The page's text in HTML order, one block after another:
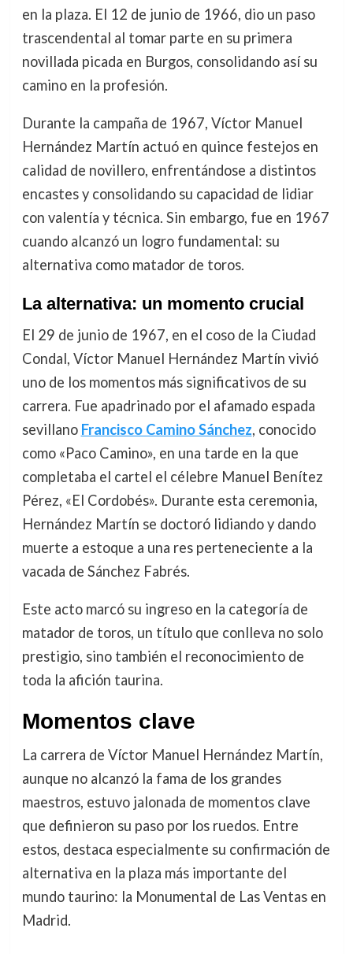
en la plaza. El 12 de junio de 1966, dio un paso
trascendental al tomar parte en su primera
novillada picada en Burgos, consolidando así su
camino en la profesión.
Durante la campaña de 1967, Víctor Manuel
Hernández Martín actuó en quince festejos en
calidad de novillero, enfrentándose a distintos
encastes y consolidando su capacidad de lidiar
con valentía y técnica. Sin embargo, fue en 1967
cuando alcanzó un logro fundamental: su
alternativa como matador de toros.
La alternativa: un momento crucial
El 29 de junio de 1967, en el coso de la Ciudad
Condal, Víctor Manuel Hernández Martín vivió
uno de los momentos más significativos de su
carrera. Fue apadrinado por el afamado espada
sevillano Francisco Camino Sánchez, conocido
como «Paco Camino», en una tarde en la que
completaba el cartel el célebre Manuel Benítez
Pérez, «El Cordobés». Durante esta ceremonia,
Hernández Martín se doctoró lidiando y dando
muerte a estoque a una res perteneciente a la
vacada de Sánchez Fabrés.
Este acto marcó su ingreso en la categoría de
matador de toros, un título que conlleva no solo
prestigio, sino también el reconocimiento de
toda la afición taurina.
Momentos clave
La carrera de Víctor Manuel Hernández Martín,
aunque no alcanzó la fama de los grandes
maestros, estuvo jalonada de momentos clave
que definieron su paso por los ruedos. Entre
estos, destaca especialmente su confirmación de
alternativa en la plaza más importante del
mundo taurino: la Monumental de Las Ventas en
Madrid.